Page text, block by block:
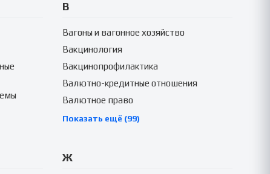
В
Вагоны и вагонное хозяйство
Вакцинология
Вакцинопрофилактика
Валютно-кредитные отношения
Валютное право
Показать ещё (99)
Ж